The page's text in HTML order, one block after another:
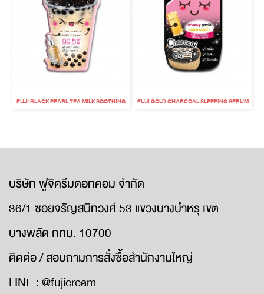
FUJI BLACK PEARL TEA MILK SOOTHING FUJI GOLD CHARCOAL SLEEPING SERUM
บริษัท ฟูจิครีมดอทคอม จำกัด
36/1 ซอยจรัญสนิทวงศ์ 53 แขวงบางบำหรุ เขต
บางพลัด กทม. 10700
ติดต่อ / สอบถามการสั่งซื้อสำนักงานใหญ่
LINE : @fujicream